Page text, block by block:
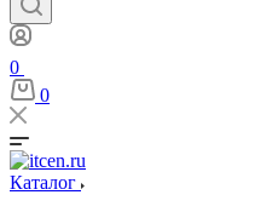
0
0
Каталог